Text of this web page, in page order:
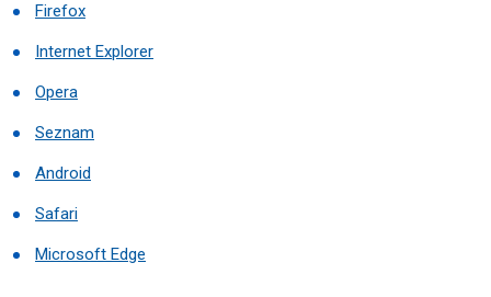
Firefox
Internet Explorer
Opera
Seznam
Android
Safari
Microsoft Edge